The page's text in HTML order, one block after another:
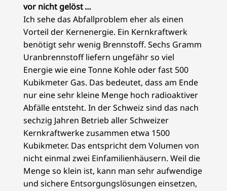
vor nicht gelöst …
Ich sehe das Abfallproblem eher als einen
Vorteil der Kernenergie. Ein Kernkraftwerk
benötigt sehr wenig Brennstoff. Sechs Gramm
Uranbrennstoff liefern ungefähr so viel
Energie wie eine Tonne Kohle oder fast 500
Kubikmeter Gas. Das bedeutet, dass am Ende
nur eine sehr kleine Menge hoch radioaktiver
Abfälle entsteht. In der Schweiz sind das nach
sechzig Jahren Betrieb aller Schweizer
Kernkraftwerke zusammen etwa 1500
Kubikmeter. Das entspricht dem Volumen von
nicht einmal zwei Einfamilienhäusern. Weil die
Menge so klein ist, kann man sehr aufwendige
und sichere Entsorgungslösungen einsetzen,